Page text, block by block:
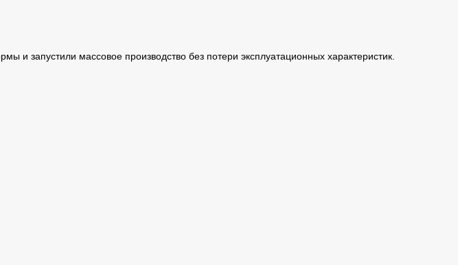
и запустили массовое производство без потери эксплуатационных характеристик.